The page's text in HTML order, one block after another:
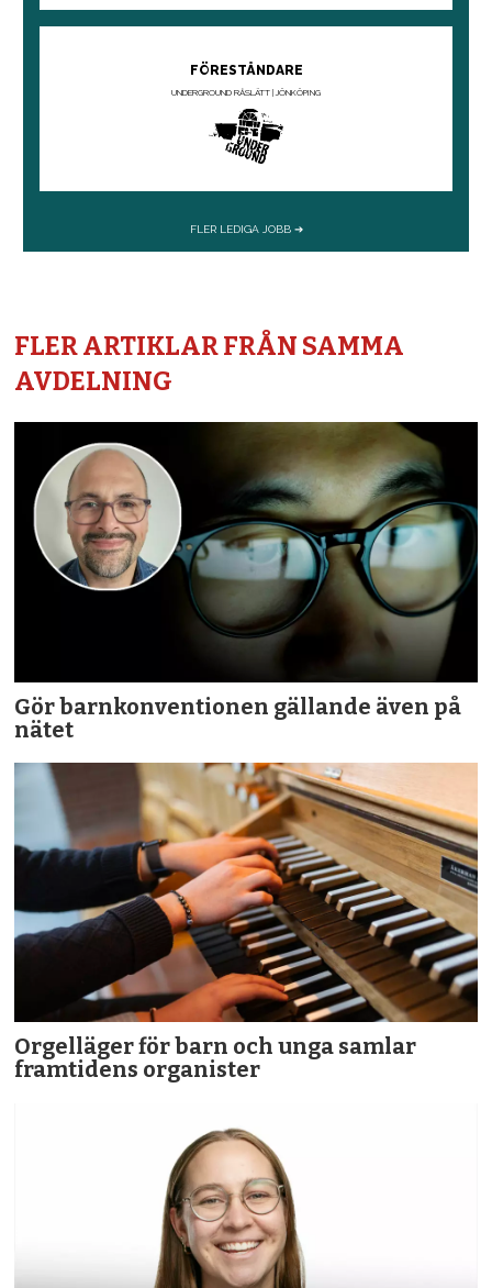
FLER ARTIKLAR FRÅN SAMMA
AVDELNING
Gör barnkonventionen gällande även på
nätet
Orgelläger för barn och unga samlar
framtidens organister